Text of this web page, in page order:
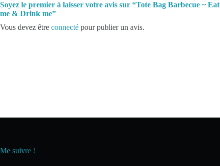
Soyez le premier à laisser votre avis sur “Tote Bag Barbecue ~ Eat
me & Drink me”
Vous devez être connecté pour publier un avis.
Me suivre !